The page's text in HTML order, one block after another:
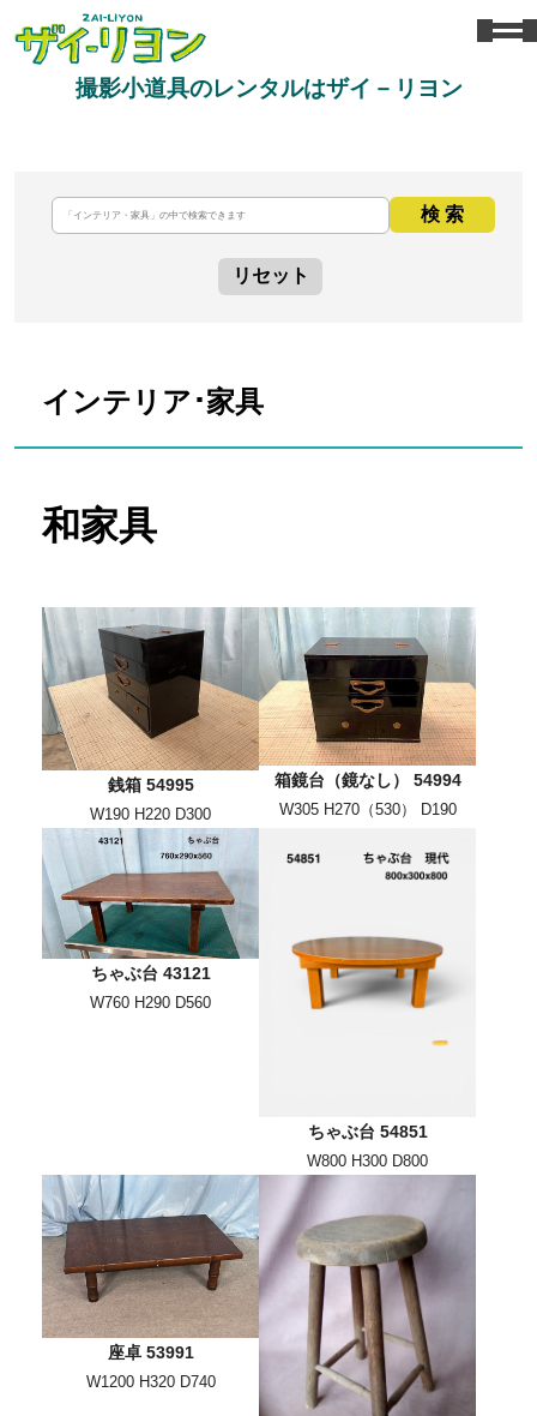
撮影小道具のレンタルはザイ－リヨン
検 索
リセット
インテリア･家具
和家具
銭箱 54995
W190 H220 D300
箱鏡台（鏡なし） 54994
W305 H270（530） D190
ちゃぶ台 43121
W760 H290 D560
ちゃぶ台 54851
W800 H300 D800
座卓 53991
W1200 H320 D740